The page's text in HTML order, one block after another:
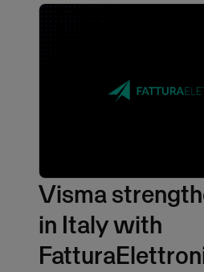
Visma
in Italy with